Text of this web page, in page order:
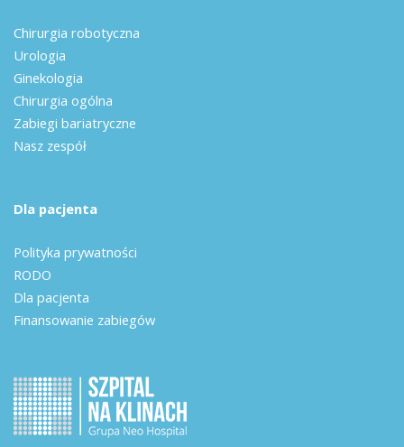
Chirurgia robotyczna
Urologia
Ginekologia
Chirurgia ogólna
Zabiegi bariatryczne
Nasz zespół
Dla pacjenta
Polityka prywatności
RODO
Dla pacjenta
Finansowanie zabiegów